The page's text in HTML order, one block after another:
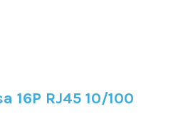
16P RJ45 10/100